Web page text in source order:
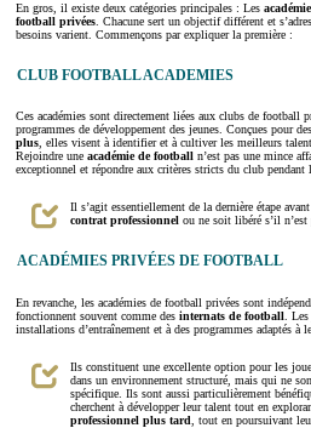
En gros, il existe deux catégories principales : Les
football privées . Chacune sert un objectif différent et
besoins varient. Commençons par expliquer la première :
CLUB FOOTBALL ACADEMIES
Ces académies sont directement liées aux clubs de football
programmes de développement des jeunes. Conçues pour
plus, elles visent à identifier et à cultiver les meilleurs
Rejoindre une académie de football n’est pas une mince
exceptionnel et répondre aux critères stricts du club pendant
Il s’agit essentiellement de la dernière étape
contrat professionnel ou ne soit libéré s’il n’est
ACADÉMIES PRIVÉES DE FOOTBALL
En revanche, les académies de football privées sont
fonctionnent souvent comme des internats de football .
installations d’entraînement et à des programmes adaptés à
Ils constituent une excellente option pour les
dans un environnement structuré, mais qui ne
spécifique. Ils sont aussi particulièrement
cherchent à développer leur talent tout en
professionnel plus tard , tout en poursuivant